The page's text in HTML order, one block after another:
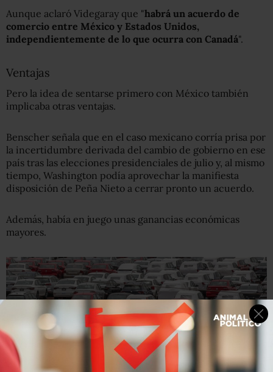
Aunque aclaró Videgaray que "habrá un acuerdo de
comercio entre México y Estados Unidos,
independientemente de lo que ocurra con Canadá".
Ventajas
Pero la idea de sentarse primero con México también
implicaba otras ventajas.
Benscher señala que en el caso mexicano corría prisa por
la incertidumbre derivada del cambio de gobierno en ese
país tras las elecciones presidenciales de julio y, al mismo
tiempo, Washington podía aprovechar la manifiesta
disposición de Peña Nieto a cerrar pronto un acuerdo.
Además, había en juego unas ganancias económicas
mayores.